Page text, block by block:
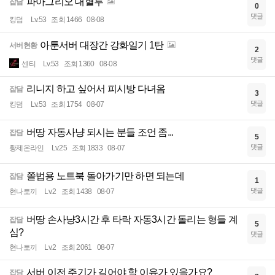
잡담
킹덤 Lv.53 조회 1466 08-08
0
댓글
서버현황 아툰서버 대장간 강화일기 1탄
센티 Lv.53 조회 1360 08-08
2
댓글
잡담 리니지 하고 싶어서 피시방 다녀옴
킹덤 Lv.53 조회 1754 08-07
3
댓글
잡담 버땅 자동사냥 되시는 분들 조언 좀...
황제온라인 Lv.25 조회 1833 08-07
5
댓글
잡담 쫄법용 노트북 돌아가기만 하면 되는데
현나토끼 Lv.2 조회 1438 08-07
1
댓글
잡담 버땅 손사냥3시간 후 타락 자동3시간 돌리는 형들 계
심?
현나토끼 Lv.2 조회 2061 08-07
5
댓글
잡담 서버 이전 주기가 길어야 할 이유가 있을가요?